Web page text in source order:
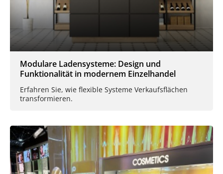
Modulare Ladensysteme: Design und
Funktionalität in modernem Einzelhandel
Erfahren Sie, wie flexible Systeme Verkaufsflächen
transformieren.